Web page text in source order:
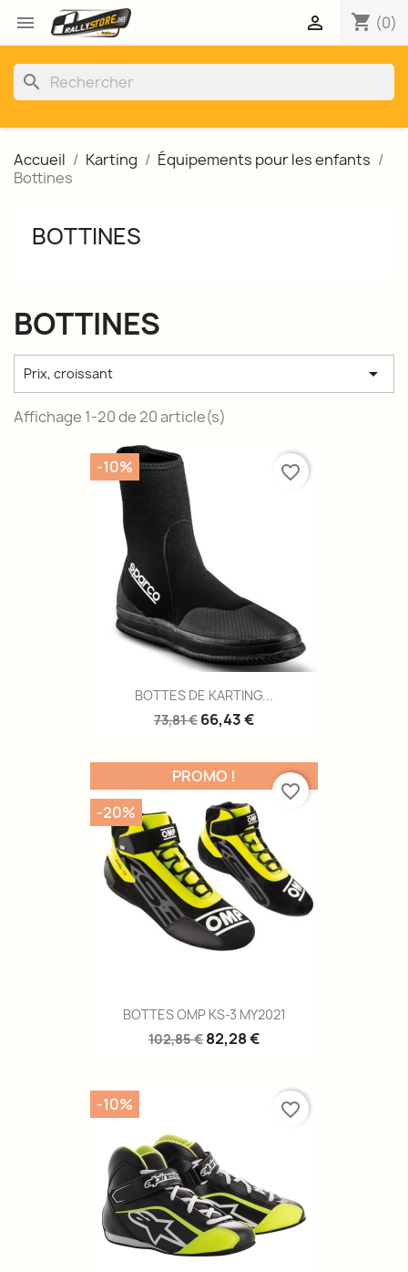
 shopping_cart (0)

search
Accueil Karting
Équipements pour les enfants
Bottines
BOTTINES
BOTTINES
Prix, croissant 
Affichage 1-20 de 20 article(s)
BOTTES DE KARTING...
73,81 € 66,43 €
-10% favorite_border
BOTTES OMP KS-3 MY2021
102,85 € 82,28 €
PROMO !
-20%
favorite_border
-10% favorite_border